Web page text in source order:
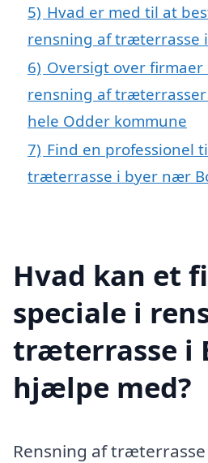
5) Hvad er med til at
rensning af træterrasse
6) Oversigt over firmaer
rensning af
hele Odder kommune
7) Find en professionel
træterrasse i byer nær
Hvad kan et
speciale i
træterrasse i
hjælpe med?
Rensning af